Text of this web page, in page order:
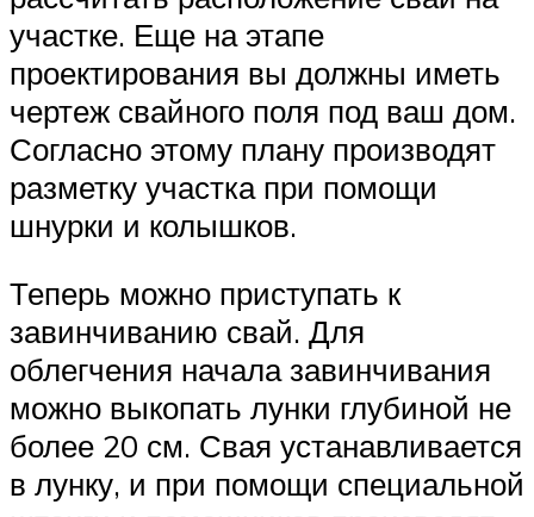
участке. Еще на этапе
проектирования вы должны иметь
чертеж свайного поля под ваш дом.
Согласно этому плану производят
разметку участка при помощи
шнурки и колышков.
Теперь можно приступать к
завинчиванию свай. Для
облегчения начала завинчивания
можно выкопать лунки глубиной не
более 20 см. Свая устанавливается
в лунку, и при помощи специальной